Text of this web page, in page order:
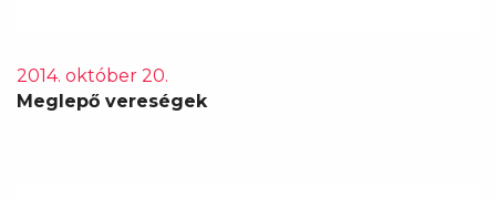
2014. október 20.
Meglepő vereségek